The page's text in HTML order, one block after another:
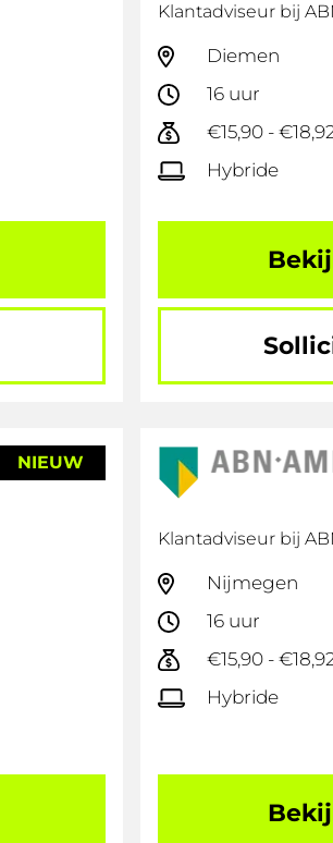
Klantadviseur bij
Diemen
16 uur
€15,90 -
Hybride
NIEUW
Klantadviseur bij
Nijmegen
16 uur
€15,90 -
Hybride